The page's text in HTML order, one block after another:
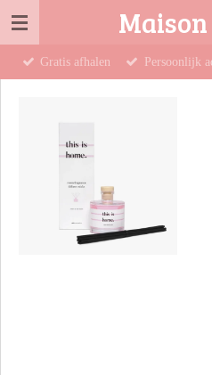
Ga
naar Gratis afhalen Persoonlijk